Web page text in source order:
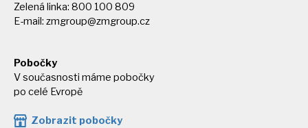
Zelená linka: 800 100 809
E-mail: zmgroup@zmgroup.cz
Pobočky
V současnosti máme pobočky
po celé Evropě
Zobrazit pobočky